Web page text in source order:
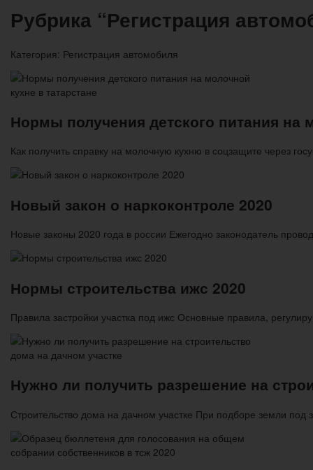
Рубрика “Регистрация
Категория: Регистрация автомобиля
Нормы получения детского питания на
Как получить справку на молочную кухню в соцзащите через
Новый закон о наркоконтроле 2020
Новые законы 2020 года в россии Ежегодно законодатель
Нормы строительства ижс 2020
Правила застройки участка под ижс Основные правила,
Нужно ли получить разрешение на
​​Строительство дома на дачном участке При подборе земли